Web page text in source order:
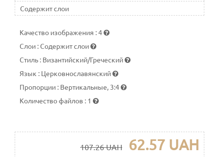
Содержит слои
Качество изображения :4
Слои :Содержит слои
Стиль : Византийский/Греческий
Язык : Церковнославянский
Пропорции : Вертикальные, 3:4
Количество файлов : 1
107.26 UAH 62.57 UAH